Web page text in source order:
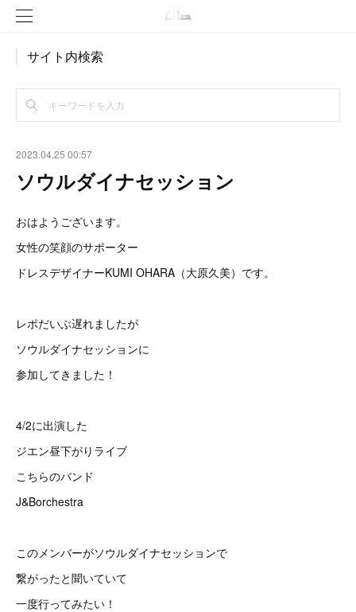
サイト内検索
2023.04.25 00:57
ソウルダイナセッション
おはようございます。
女性の笑顔のサポーター
ドレスデザイナーKUMI OHARA（大原久美）です。
レポだいぶ遅れましたが
ソウルダイナセッションに
参加してきました！
4/2に出演した
ジエン昼下がりライブ
こちらのバンド
J&Borchestra
このメンバーがソウルダイナセッションで
繋がったと聞いていて
一度行ってみたい！